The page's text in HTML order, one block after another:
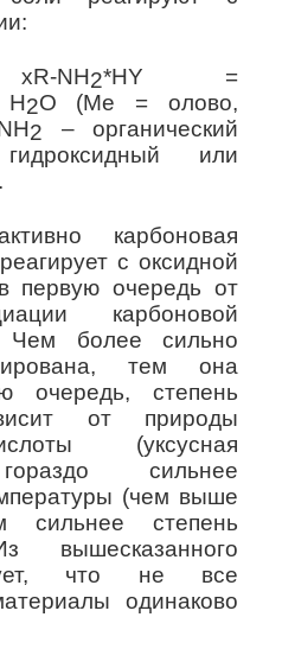
xR-NH2*HY =
H2O (Me = олово,
2 – органический
или
карбоновая
с оксидной
первую очередь от
карбоновой
Чем более сильно
тем она
очередь, степень
от природы
(уксусная
сильнее
(чем выше
сильнее степень
вышесказанного
что не все
одинаково